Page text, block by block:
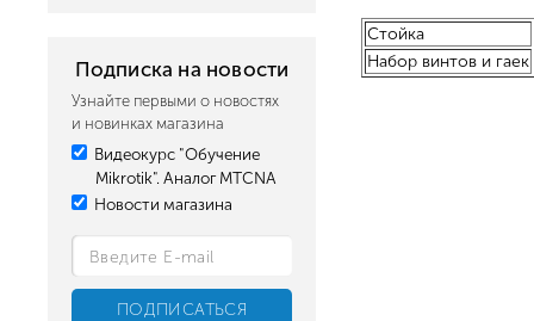
Подписка на новости
Узнайте первыми о новостях
и новинках магазина
Видеокурс "Обучение
Mikrotik". Аналог MTCNA
Новости магазина
Стойка
Набор винтов и гаек